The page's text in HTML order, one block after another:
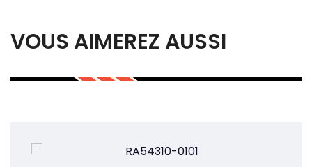
VOUS AIMEREZ AUSSI